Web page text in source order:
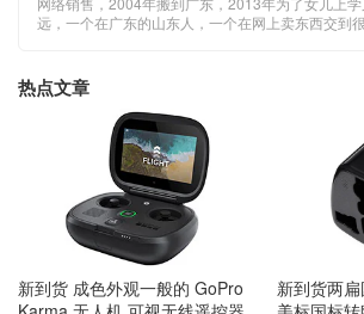
远，一个在广东的山东人，一个在网上卖东西交到
热点文章
新到货 成色外观一般的 GoPro
新到货两